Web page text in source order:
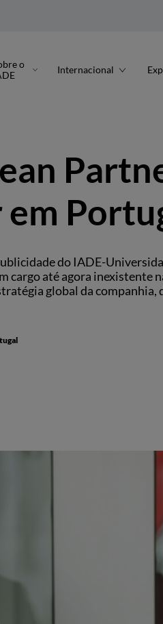
o
Internacional
do IADE-
cargo até agora inexistente
global da companhia,